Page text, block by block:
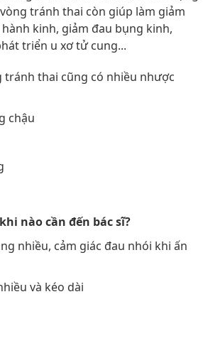
tránh thai còn giúp làm giảm
kinh, giảm đau bụng kinh,
triển u xơ tử cung...
tránh thai cũng có nhiều nhược
chậu
nào cần đến bác sĩ?
nhiều, cảm giác đau nhói khi ấn
và kéo dài